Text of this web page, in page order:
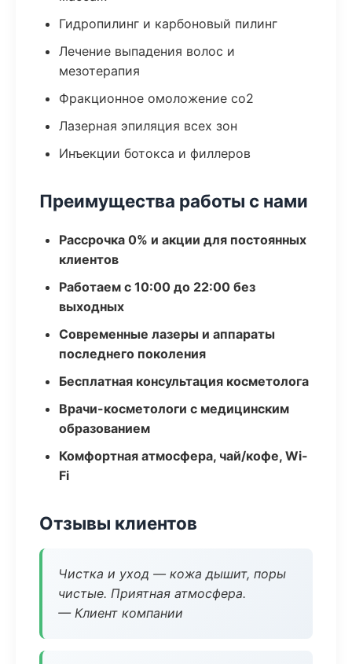
Гидропилинг и карбоновый пилинг
Лечение выпадения волос и
мезотерапия
Фракционное омоложение co2
Лазерная эпиляция всех зон
Инъекции ботокса и филлеров
Преимущества работы с нами
Рассрочка 0% и акции для постоянных
клиентов
Работаем с 10:00 до 22:00 без
выходных
Современные лазеры и аппараты
последнего поколения
Бесплатная консультация косметолога
Врачи-косметологи с медицинским
образованием
Комфортная атмосфера, чай/кофе, Wi-
Fi
Отзывы клиентов
Чистка и уход — кожа дышит, поры
чистые. Приятная атмосфера.
— Клиент компании